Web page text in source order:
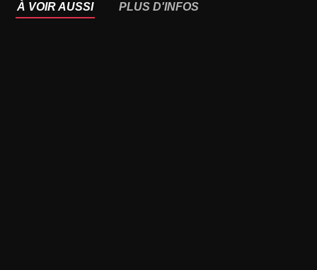
À VOIR AUSSI PLUS D'INFOS